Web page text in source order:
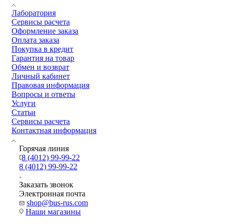
Лаборатория
Сервисы расчета
Оформление заказа
Оплата заказа
Покупка в кредит
Гарантия на товар
Обмен и возврат
Личный кабинет
Правовая информация
Вопросы и ответы
Услуги
Статьи
Сервисы расчета
Контактная информация
Горячая линия
8 (4012) 99-99-22
8 (4012) 99-99-22
Заказать звонок
Электронная почта
shop@bus-rus.com
Наши магазины